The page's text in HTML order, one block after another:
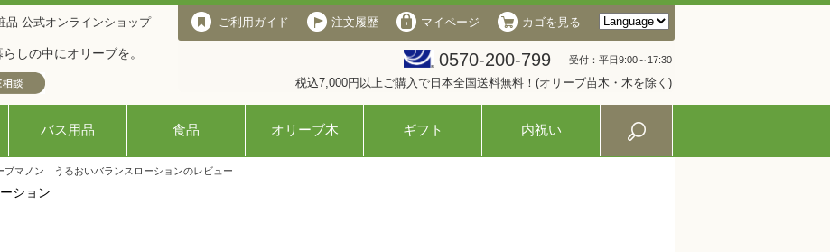
品 公式オンラインショップ
らしの中にオリーブを。
ご利用ガイド 注文履歴 マイページ カゴを見る
0570-200-799 受付：平日9:00～17:30
税込7,000円以上ご購入で日本全国送料無料！(オリーブ苗木・木を除く)
バス用品 食品 オリーブ木 ギフト 内祝い
ブマノン うるおいバランスローションのレビュー
ション